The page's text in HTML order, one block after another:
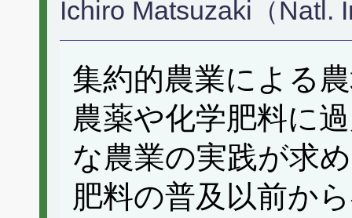
Ichiro Matsuzaki（Natl.
集約的農業による
農薬や化学肥料に
な農業の実践が求
肥料の普及以前か